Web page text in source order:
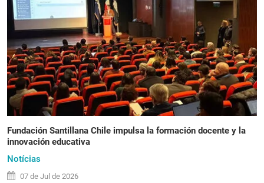
Fundación Santillana Chile impulsa la formación docente y la
innovación educativa
Notícias
07 de Jul de 2026